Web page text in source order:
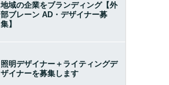
地域の企業をブランディング【外
部ブレーン AD・デザイナー募
集】
照明デザイナー＋ライティングデ
ザイナーを募集します